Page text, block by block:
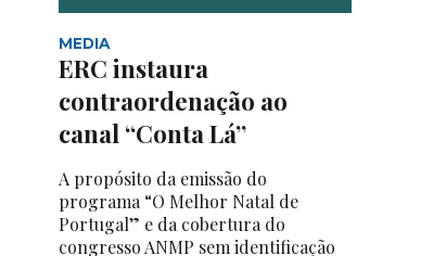
MEDIA
ERC instaura
contraordenação ao
canal “Conta Lá”
A propósito da emissão do
programa “O Melhor Natal de
Portugal” e da cobertura do
congresso ANMP sem identificação